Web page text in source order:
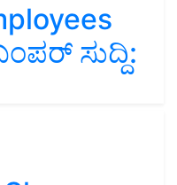
ಸುದ್ದಿ: